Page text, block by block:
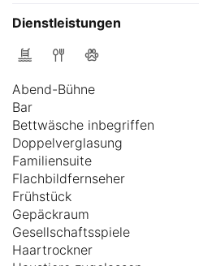
Dienstleistungen
Abend-Bühne
Bar
Bettwäsche inbegriffen
Doppelverglasung
Familiensuite
Flachbildfernseher
Frühstück
Gepäckraum
Gesellschaftsspiele
Haartrockner